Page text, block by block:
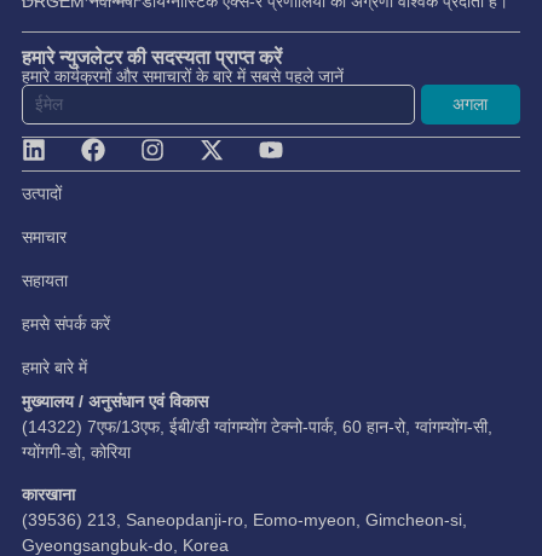
हमारे न्युजलेटर की सदस्यता प्राप्त करें
हमारे कार्यक्रमों और समाचारों के बारे में सबसे पहले जानें
अगला
उत्पादों
समाचार
सहायता
हमसे संपर्क करें
हमारे बारे में
मुख्यालय / अनुसंधान एवं विकास
(14322) 7एफ/13एफ, ईबी/डी ग्वांगम्योंग टेक्नो-पार्क, 60 हान-रो, ग्वांगम्योंग-सी,
ग्योंगगी-डो, कोरिया
कारखाना
(39536) 213, Saneopdanji-ro, Eomo-myeon, Gimcheon-si,
Gyeongsangbuk-do, Korea